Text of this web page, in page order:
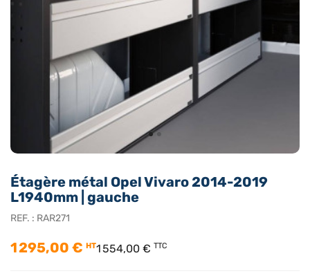
Étagère métal Opel Vivaro 2014-2019
L1940mm | gauche
REF. : RAR271
1 295,00 € HT1 554,00 € TTC